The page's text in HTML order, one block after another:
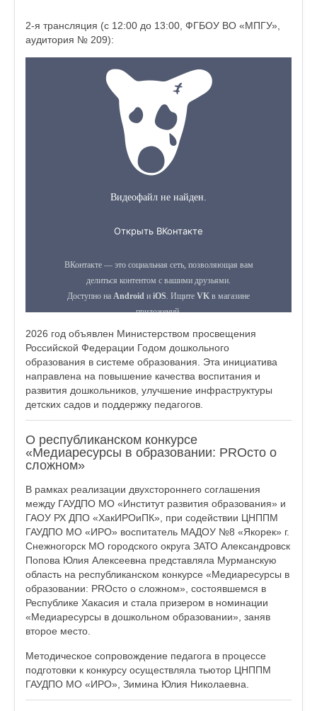
2-я трансляция (с 12:00 до 13:00, ФГБОУ ВО «МПГУ»,
аудитория № 209):
2026 год объявлен Министерством просвещения
Российской Федерации Годом дошкольного
образования в системе образования. Эта инициатива
направлена на повышение качества воспитания и
развития дошкольников, улучшение инфраструктуры
детских садов и поддержку педагогов.
О республиканском конкурсе
«Медиаресурсы в образовании: PROсто о
сложном»
В рамках реализации двухстороннего соглашения
между ГАУДПО МО «Институт развития образования» и
ГАОУ РХ ДПО «ХакИРОиПК», при содействии ЦНППМ
ГАУДПО МО «ИРО» воспитатель МАДОУ №8 «Якорек» г.
Снежногорск МО городского округа ЗАТО Александровск
Попова Юлия Алексеевна представляла Мурманскую
область на республиканском конкурсе «Медиаресурсы в
образовании: PROсто о сложном», состоявшемся в
Республике Хакасия и стала призером в номинации
«Медиаресурсы в дошкольном образовании», заняв
второе место.
Методическое сопровождение педагога в процессе
подготовки к конкурсу осуществляла тьютор ЦНППМ
ГАУДПО МО «ИРО», Зимина Юлия Николаевна.